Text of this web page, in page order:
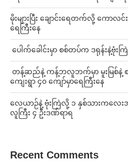
မိုးများပြီး ချောင်းရေတက်လို့ ကောလ
ရေကြီးနေ
ပေါက်ခေါင်းမှာ စစ်တပ်က ဒရုန်းနဲ့ဗုံး
တန့်ဆည်နဲ့ ကန့်ဘလူဘက်မှာ မူးမြစ်နဲ့
ကျေးရွာ ၄၀ ကျော်မှာရေကြီးနေ
လေယာဉ်နဲ့ ဗုံးကြဲလို့ ၁ နှစ်သားကလေး
လူကြီး ၄ ဦးဒဏ်ရာရ
Recent Comments